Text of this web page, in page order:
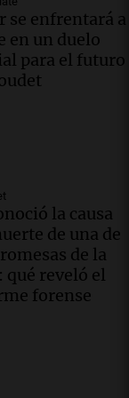
en 14
y afecta
en
su
en
Fárez
juicio
de
Britos
por
se enfrentará a
en un duelo
para el futuro
la causa
de una de
de la
qué reveló el
forense